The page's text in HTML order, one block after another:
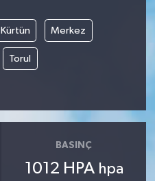
Kürtün Merkez
Torul
BASINÇ
1012 HPA hpa